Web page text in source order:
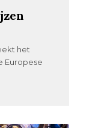
het
Europese